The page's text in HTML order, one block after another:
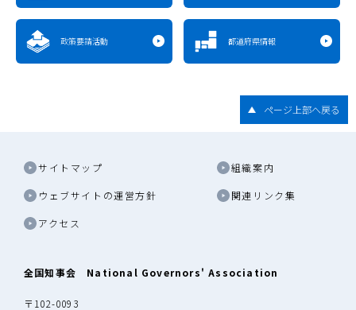
政策要請活動 都道府県情報
ページ上部へ戻る
サイトマップ 組織案内
ウェブサイトの運営方針 関連リンク集
アクセス
全国知事会 National Governors' Association
〒102-0093